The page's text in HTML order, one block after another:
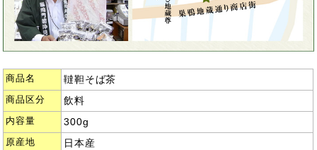
商品名 韃靼そば茶
商品区分 飲料
内容量 300g
原産地
日本産